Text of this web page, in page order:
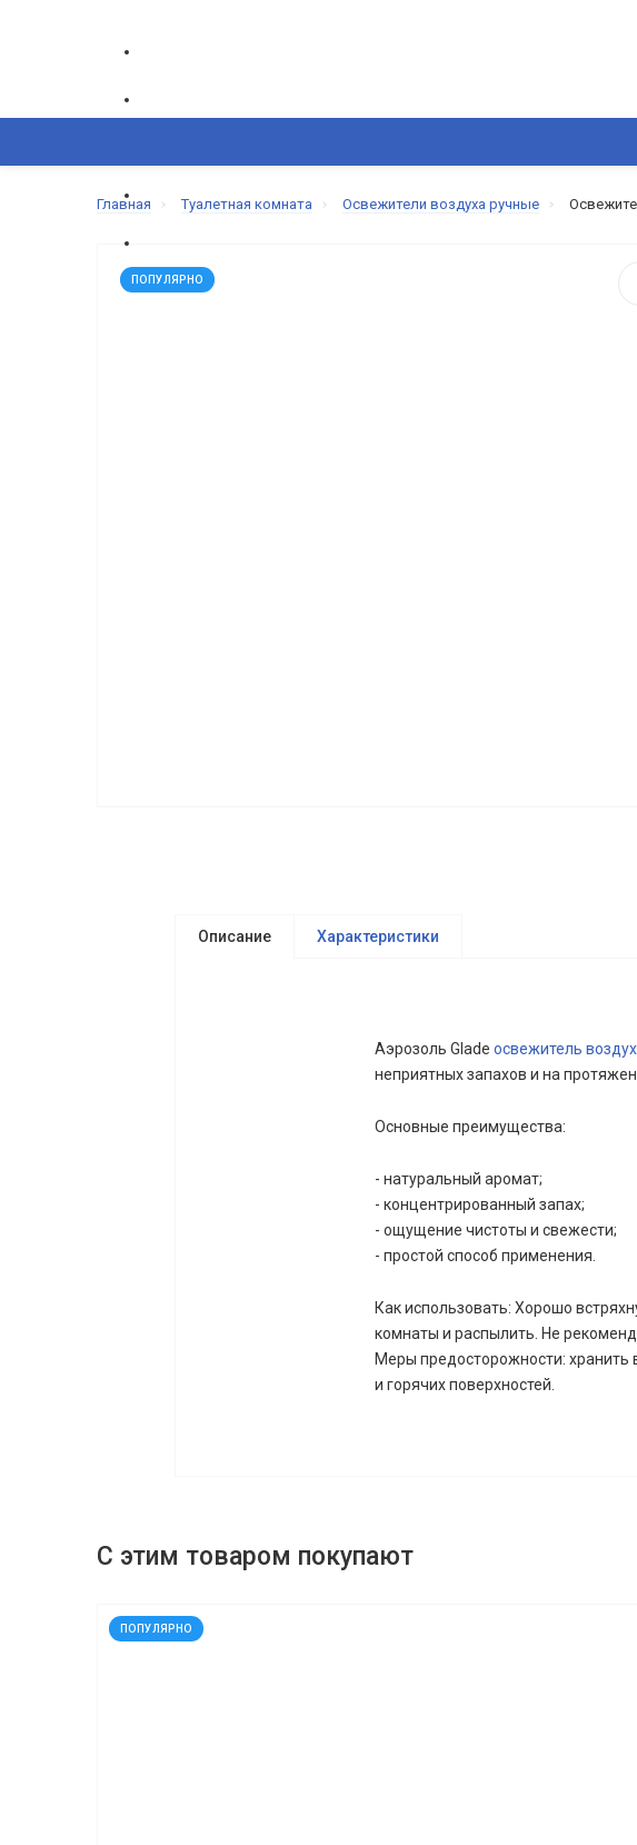
КАТАЛОГ
+380(50) 865-82-83 +380(68) 695-62-26
Главная Туалетная комната Освежители воздуха ручные
ПОПУЛЯРНО
Описание Характеристики
Аэрозоль Glade освежитель
неприятных запахов и на
Основные преимущества:
- натуральный аромат;
- концентрированный запах;
- ощущение чистоты и свежести;
- простой способ применения.
Как использовать: Хорошо
комнаты и распылить. Не
Меры предосторожности: хранить
и горячих поверхностей.
С этим товаром покупают
ПОПУЛЯРНО
код: 91654